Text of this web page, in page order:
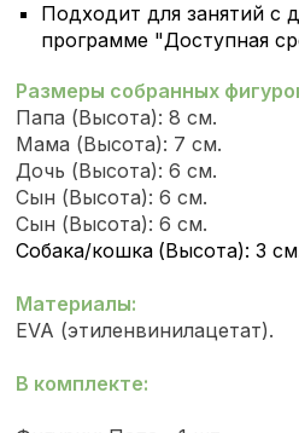
Подходит для занятий с
программе "Доступная
Размеры собранных
Папа (Высота): 8 см.
Мама (Высота): 7 см.
Дочь (Высота): 6 см.
Сын (Высота): 6 см.
Сын (Высота): 6 см.
Собака/кошка (Высота): 3
Материалы:
EVA (этиленвинилацетат).
В комплекте: